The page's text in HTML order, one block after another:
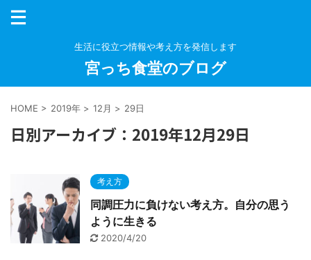
生活に役立つ情報や考え方を発信します
宮っち食堂のブログ
HOME > 2019年 > 12月 > 29日
日別アーカイブ：2019年12月29日
考え方
同調圧力に負けない考え方。自分の思う
ように生きる
2020/4/20